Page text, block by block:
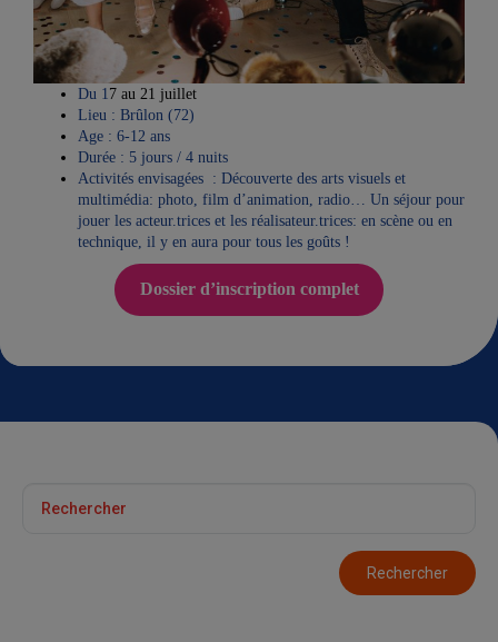
Du 1 7 au 21 juillet
Lieu : Brûlon (72)
Age : 6-12 ans
Durée : 5 jours / 4 nuits
Activités envisagées : Découverte des arts visuels et
multimédia: photo, film d’animation, radio… Un séjour pour
jouer les acteur.trices et les réalisateur.trices: en scène ou en
technique, il y en aura pour tous les goûts !
Dossier d’inscription complet